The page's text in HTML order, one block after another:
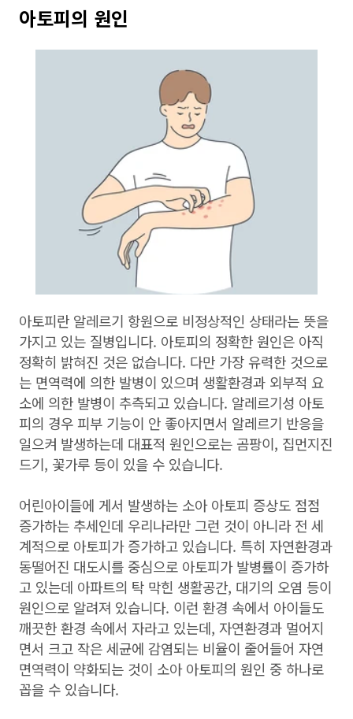
아토피의 원인
아토피란 알레르기 항원으로 비정상적인 상태라는 뜻을
가지고 있는 질병입니다. 아토피의 정확한 원인은 아직
정확히 밝혀진 것은 없습니다. 다만 가장 유력한 것으로
는 면역력에 의한 발병이 있으며 생활환경과 외부적 요
소에 의한 발병이 추측되고 있습니다. 알레르기성 아토
피의 경우 피부 기능이 안 좋아지면서 알레르기 반응을
일으켜 발생하는데 대표적 원인으로는 곰팡이, 집먼지진
드기, 꽃가루 등이 있을 수 있습니다.
어린아이들에 게서 발생하는 소아 아토피 증상도 점점
증가하는 추세인데 우리나라만 그런 것이 아니라 전 세
계적으로 아토피가 증가하고 있습니다. 특히 자연환경과
동떨어진 대도시를 중심으로 아토피가 발병률이 증가하
고 있는데 아파트의 탁 막힌 생활공간, 대기의 오염 등이
원인으로 알려져 있습니다. 이런 환경 속에서 아이들도
깨끗한 환경 속에서 자라고 있는데, 자연환경과 멀어지
면서 크고 작은 세균에 감염되는 비율이 줄어들어 자연
면역력이 약화되는 것이 소아 아토피의 원인 중 하나로
꼽을 수 있습니다.